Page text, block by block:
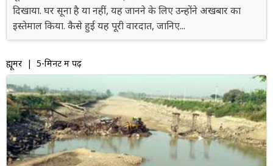
दिखाया. घर सूना है या नहीं, यह जानने के लिए उन्होंने अखबार का
इस्तेमाल किया. कैसे हुई यह पूरी वारदात, जानिए...
ह्यूमर | 5-मिनट में पढ़ें